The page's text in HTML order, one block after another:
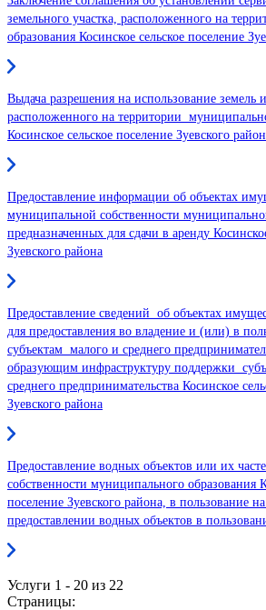
земельного участка, расположенного на
образования Косинское сельское поселение
Выдача разрешения на использование земель
расположенного на территории
Косинское сельское поселение Зуевского
Предоставление информации об объектах
муниципальной собственности
предназначенных для сдачи в аренду
Зуевского района
Предоставление сведений об объектах
для предоставления во владение и (или) в
субъектам малого и среднего
образующим инфраструктуру поддержки
среднего предпринимательства Косинское
Зуевского района
Предоставление водных объектов или их
собственности муниципального образования
поселение Зуевского района, в пользование
предоставлении водных объектов в
Услуги 1 - 20 из 22
Страницы: